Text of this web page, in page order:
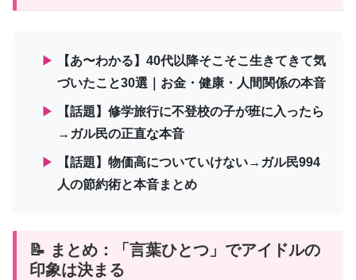
▶
【あ〜わかる】40代以降そこそこ生きてきて気
づいたこと30選｜お金・健康・人間関係の本音
▶
【話題】修学旅行に不登校の子が班に入ったら
→ガル民の正直な本音
▶
【話題】物価高についていけない→ガル民994
人の節約術と本音まとめ
📝 まとめ：「言葉ひとつ」でアイドルの
印象は決まる